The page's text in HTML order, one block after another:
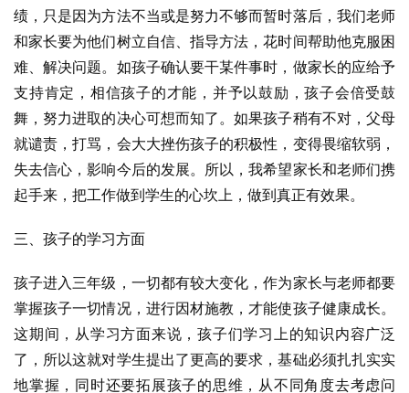
绩，只是因为方法不当或是努力不够而暂时落后，我们老师
和家长要为他们树立自信、指导方法，花时间帮助他克服困
难、解决问题。如孩子确认要干某件事时，做家长的应给予
支持肯定，相信孩子的才能，并予以鼓励，孩子会倍受鼓
舞，努力进取的决心可想而知了。如果孩子稍有不对，父母
就谴责，打骂，会大大挫伤孩子的积极性，变得畏缩软弱，
失去信心，影响今后的发展。所以，我希望家长和老师们携
起手来，把工作做到学生的心坎上，做到真正有效果。
三、孩子的学习方面
孩子进入三年级，一切都有较大变化，作为家长与老师都要
掌握孩子一切情况，进行因材施教，才能使孩子健康成长。
这期间，从学习方面来说，孩子们学习上的知识内容广泛
了，所以这就对学生提出了更高的要求，基础必须扎扎实实
地掌握，同时还要拓展孩子的思维，从不同角度去考虑问